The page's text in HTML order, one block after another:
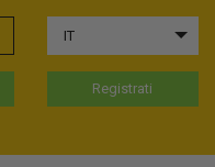
IT
Registrati